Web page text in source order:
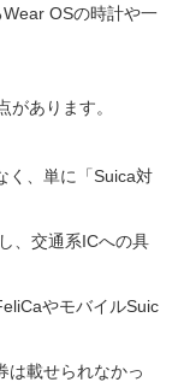
OSの時計や一
あります。
く、単に「Suica対
、交通系ICへの具
やモバイルSuic
は載せられなかっ